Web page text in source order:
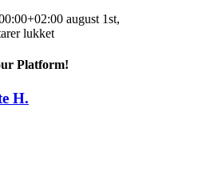
august 1st,
lukkettil
1960
Platform!
H.